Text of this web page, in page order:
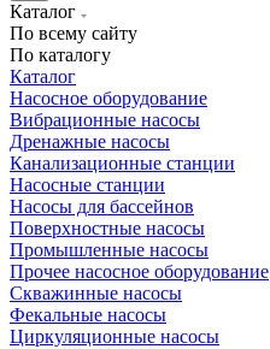
Каталог
По всему сайту
По каталогу
Каталог
Насосное оборудование
Вибрационные насосы
Дренажные насосы
Канализационные станции
Насосные станции
Насосы для бассейнов
Поверхностные насосы
Промышленные насосы
Прочее насосное оборудование
Скважинные насосы
Фекальные насосы
Циркуляционные насосы